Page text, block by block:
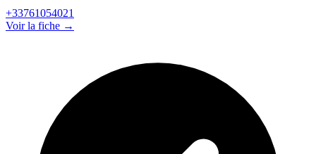
+33761054021
Voir la fiche →